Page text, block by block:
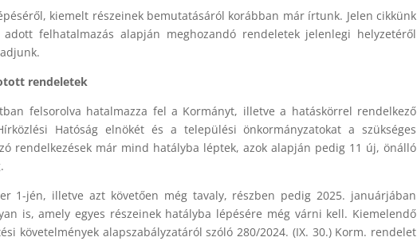
kiemelt részeinek bemutatásáról korábban már írtunk. Jelen cikkünk
felhatalmazás alapján meghozandó rendeletek jelenlegi helyzetéről
rendeletek
felsorolva hatalmazza fel a Kormányt, illetve a hatáskörrel rendelkező
Hatóság elnökét és a települési önkormányzatokat a szükséges
rendelkezések már mind hatályba léptek, azok alapján pedig 11 új, önálló
1-jén, illetve azt követően még tavaly, részben pedig 2025. januárjában
is, amely egyes részeinek hatályba lépésére még várni kell. Kiemelendő
követelmények alapszabályzatáról szóló 280/2024. (IX. 30.) Korm. rendelet